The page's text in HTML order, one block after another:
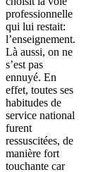
professionnelle
qui lui restait:
l’enseignement.
Là aussi, on ne
s’est pas
ennuyé. En
effet, toutes ses
habitudes de
service national
furent
ressuscitées, de
manière fort
touchante car